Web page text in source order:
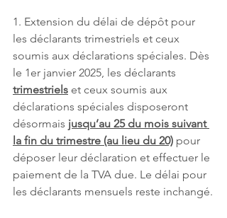
1. Extension du délai de dépôt pour
les déclarants trimestriels et ceux
soumis aux déclarations spéciales. Dès
le 1er janvier 2025, les déclarants
trimestriels et ceux soumis aux
déclarations spéciales disposeront
désormais jusqu’au 25 du mois suivant
la fin du trimestre (au lieu du 20) pour
déposer leur déclaration et effectuer le
paiement de la TVA due. Le délai pour
les déclarants mensuels reste inchangé.